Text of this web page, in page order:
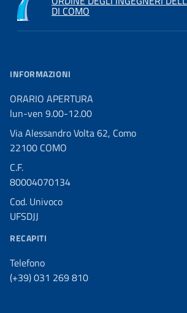
DI COMO
INFORMAZIONI
ORARIO APERTURA
lun-ven 9.00-12.00
Via Alessandro Volta 62, Como
22100 COMO
C.F.
80004070134
Cod. Univoco
UFSDJJ
RECAPITI
Telefono
(+39) 031 269 810